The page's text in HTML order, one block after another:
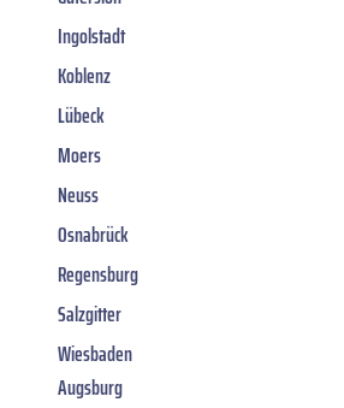
Ingolstadt
Koblenz
Lübeck
Moers
Neuss
Osnabrück
Regensburg
Salzgitter
Wiesbaden
Augsburg